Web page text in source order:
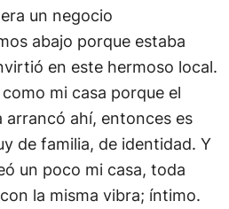
un negocio
abajo porque estaba
en este hermoso local.
mi casa porque el
ahí, entonces es
de familia, de identidad. Y
un poco mi casa, toda
la misma vibra; íntimo.